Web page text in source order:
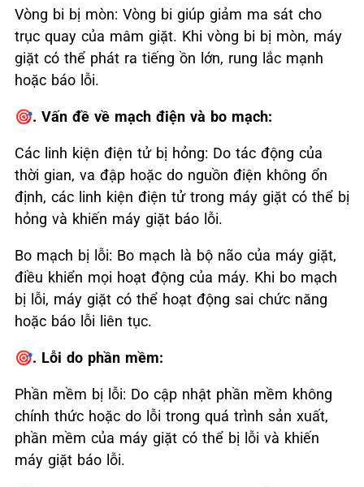
Vòng bi bị mòn: Vòng bi giúp giảm ma sát cho
trục quay của mâm giặt. Khi vòng bi bị mòn, máy
giặt có thể phát ra tiếng ồn lớn, rung lắc mạnh
hoặc báo lỗi.
🎯. Vấn đề về mạch điện và bo mạch:
Các linh kiện điện tử bị hỏng: Do tác động của
thời gian, va đập hoặc do nguồn điện không ổn
định, các linh kiện điện tử trong máy giặt có thể bị
hỏng và khiến máy giặt báo lỗi.
Bo mạch bị lỗi: Bo mạch là bộ não của máy giặt,
điều khiển mọi hoạt động của máy. Khi bo mạch
bị lỗi, máy giặt có thể hoạt động sai chức năng
hoặc báo lỗi liên tục.
🎯. Lỗi do phần mềm:
Phần mềm bị lỗi: Do cập nhật phần mềm không
chính thức hoặc do lỗi trong quá trình sản xuất,
phần mềm của máy giặt có thể bị lỗi và khiến
máy giặt báo lỗi.